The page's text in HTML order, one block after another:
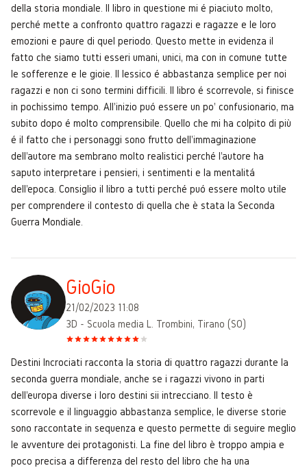
della storia mondiale. Il libro in questione mi é piaciuto molto,
perché mette a confronto quattro ragazzi e ragazze e le loro
emozioni e paure di quel periodo. Questo mette in evidenza il
fatto che siamo tutti esseri umani, unici, ma con in comune tutte
le sofferenze e le gioie. Il lessico é abbastanza semplice per noi
ragazzi e non ci sono termini difficili. Il libro é scorrevole, si finisce
in pochissimo tempo. All'inizio puó essere un po' confusionario, ma
subito dopo é molto comprensibile. Quello che mi ha colpito di più
é il fatto che i personaggi sono frutto dell'immaginazione
dell'autore ma sembrano molto realistici perché l'autore ha
saputo interpretare i pensieri, i sentimenti e la mentalitá
dell'epoca. Consiglio il libro a tutti perché puó essere molto utile
per comprendere il contesto di quella che è stata la Seconda
Guerra Mondiale.
GioGio
21/02/2023 11:08
3D - Scuola media L. Trombini, Tirano (SO)
Destini Incrociati racconta la storia di quattro ragazzi durante la
seconda guerra mondiale, anche se i ragazzi vivono in parti
dell'europa diverse i loro destini sii intrecciano. Il testo è
scorrevole e il linguaggio abbastanza semplice, le diverse storie
sono raccontate in sequenza e questo permette di seguire meglio
le avventure dei protagonisti. La fine del libro è troppo ampia e
poco precisa a differenza del resto del libro che ha una